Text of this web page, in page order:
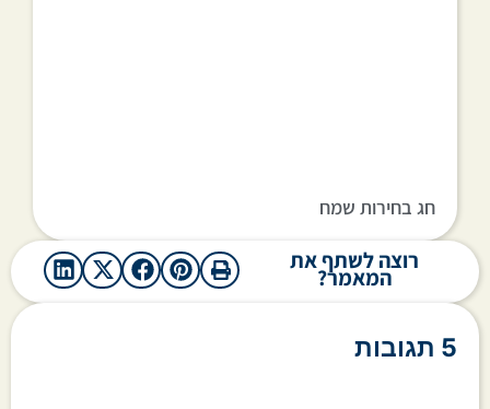
חג בחירות שמח
רוצה לשתף את
המאמר?
5 תגובות